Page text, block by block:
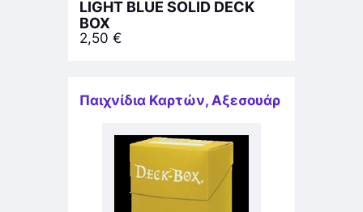
LIGHT BLUE SOLID DECK
BOX
2,50 €
Παιχνίδια Καρτών, Αξεσουάρ